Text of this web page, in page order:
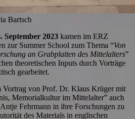
Bartsch
September 2023 kamen im ERZ
zur Summer School zum Thema “Von
an Grabplatten des Mittelalters”
theoretischen Inputs durch Vorträge
gearbeitet.
Vortrag von Prof. Dr. Klaus Krüger mit
Memorialkultur im Mittelalter” auch
Fehrmann in ihre Forschungen zu
des Materials in englischen